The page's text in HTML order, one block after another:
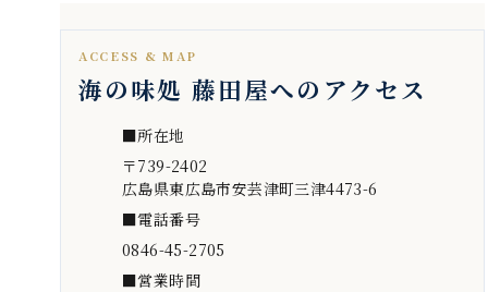
ACCESS & MAP
海の味処 藤田屋へのアクセス
■所在地
〒739-2402
広島県東広島市安芸津町三津4473-6
■電話番号
0846-45-2705
■営業時間